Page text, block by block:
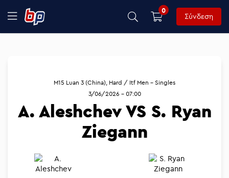
0
Σύνδεση
M15 Luan 3 (China), Hard / Itf Men - Singles
3/06/2026 - 07:00
A. Aleshchev VS S. Ryan
Ziegann